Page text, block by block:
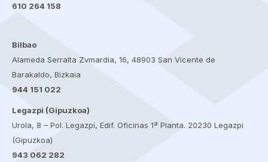
610 264 158
Bilbao
Alameda Serralta Zvmardia, 16, 48903 San Vicente de
Barakaldo, Bizkaia
944 151 022
Legazpi (Gipuzkoa)
Urola, 8 – Pol. Legazpi, Edif. Oficinas 1ª Planta. 20230 Legazpi
(Gipuzkoa)
943 062 282